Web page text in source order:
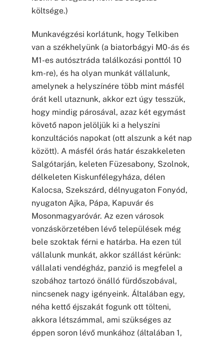
költsége.)
Munkavégzési korlátunk, hogy Telkiben
van a székhelyünk (a biatorbágyi M0-ás és
M1-es autósztráda találkozási ponttól 10
km-re), és ha olyan munkát vállalunk,
amelynek a helyszínére több mint másfél
órát kell utaznunk, akkor ezt úgy tesszük,
hogy mindig párosával, azaz két egymást
követő napon jelöljük ki a helyszíni
konzultációs napokat (ott alszunk a két nap
között). A másfél órás határ északkeleten
Salgótarján, keleten Füzesabony, Szolnok,
délkeleten Kiskunfélegyháza, délen
Kalocsa, Szekszárd, délnyugaton Fonyód,
nyugaton Ajka, Pápa, Kapuvár és
Mosonmagyaróvár. Az ezen városok
vonzáskörzetében lévő települések még
bele szoktak férni e határba. Ha ezen túl
vállalunk munkát, akkor szállást kérünk:
vállalati vendégház, panzió is megfelel a
szobához tartozó önálló fürdőszobával,
nincsenek nagy igényeink. Általában egy,
néha kettő éjszakát fogunk ott tölteni,
akkora létszámmal, ami szükséges az
éppen soron lévő munkához (általában 1,